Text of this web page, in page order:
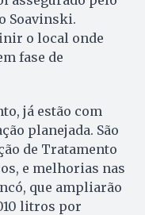
Soavinski.
o local onde
fase de
já estão com
planejada. São
de Tratamento
e melhorias nas
que ampliarão
litros por